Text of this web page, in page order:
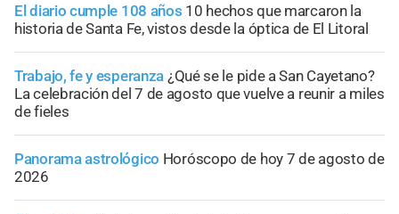
El diario cumple 108 años 10 hechos que marcaron la
historia de Santa Fe, vistos desde la óptica de El Litoral
Trabajo, fe y esperanza ¿Qué se le pide a San Cayetano?
La celebración del 7 de agosto que vuelve a reunir a miles
de fieles
Panorama astrológico Horóscopo de hoy 7 de agosto de
2026